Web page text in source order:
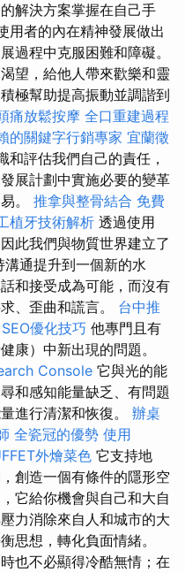
解決方案掌握在自己手
用者的內在精神發展做出
過程中克服困難和障礙。
望，給他人帶來歡樂和靈
極幫助提高振動並調諧到
痛放鬆按摩 全口重建過程
的關鍵字行銷專家 宜蘭徵
和評估我們自己的責任，
展計劃中實施必要的變革
。 推拿與整骨結合 免費
植牙技術解析 透過使用
此我們與物質世界建立了
通提升到一個新的水
和接受成為可能，而沒有
、歪曲和謊言。 台中推
優化技巧 他專門且有
康）中新出現的問題。
Console 它與光的能
和感知能量缺乏、有問題
進行清潔和恢復。 辦桌
全瓷冠的優勢 使用
外燴菜色 它支持地
創造一個有條件的隱形空
它給你機會與自己和大自
力消除來自人和城市的大
思想，轉化負面情緒。
也不必顯得冷酷無情；在